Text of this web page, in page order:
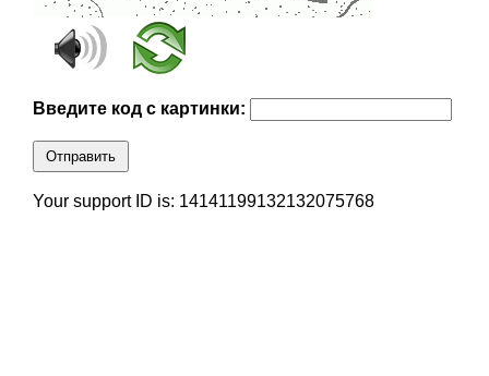
Введите код с картинки:
Отправить
Your support ID is: 14141199132132075768